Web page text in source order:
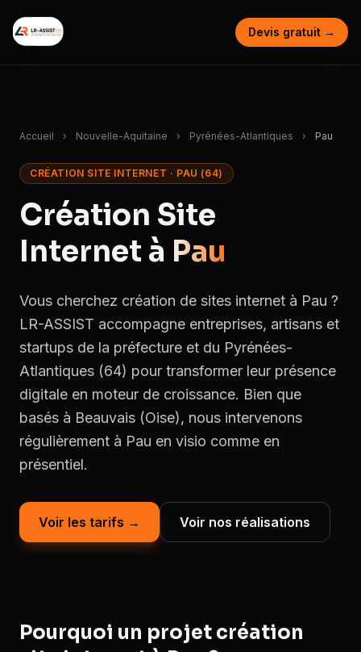
Devis gratuit →
Accueil › Nouvelle-Aquitaine › Pyrénées-Atlantiques › Pau
CRÉATION SITE INTERNET · PAU (64)
Création Site
Internet à Pau
Vous cherchez création de sites internet à Pau ?
LR-ASSIST accompagne entreprises, artisans et
startups de la préfecture et du Pyrénées-
Atlantiques (64) pour transformer leur présence
digitale en moteur de croissance. Bien que
basés à Beauvais (Oise), nous intervenons
régulièrement à Pau en visio comme en
présentiel.
Voir les tarifs → Voir nos réalisations
Pourquoi un projet création